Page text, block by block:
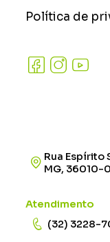
Política de
Rua Espírito
MG, 36010-
Atendimento
(32) 3228-